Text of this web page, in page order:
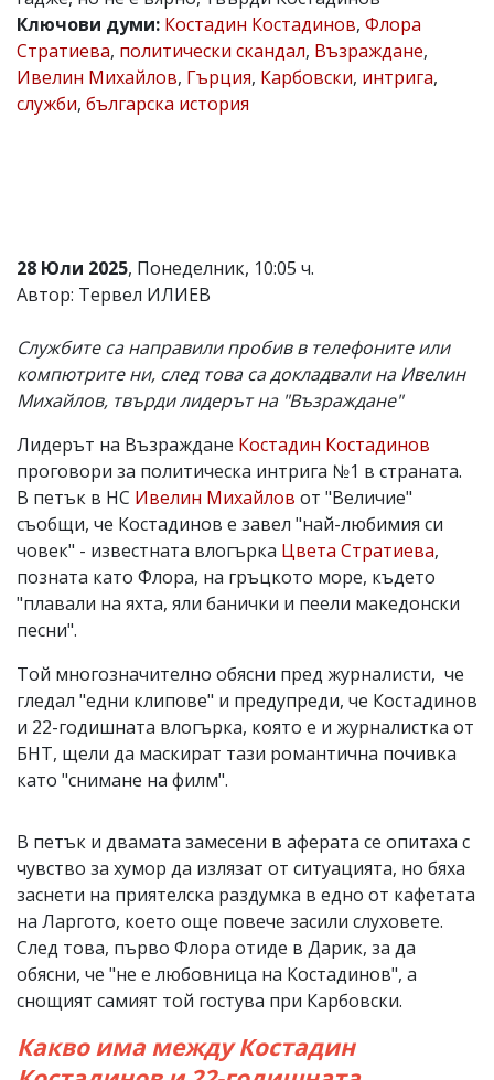
Коментарите
под
статиите
се
въвеждат
за
Ако
обиден
за
вас
коментар,
сигнализирайте
Ключови думи: Костадин Костадинов, Флора
Стратиева, политически скандал, Възраждане,
Ивелин Михайлов, Гърция, Карбовски, интрига,
служби, българска история
28 Юли 2025, Понеделник, 10:05 ч.
Автор: Тервел ИЛИЕВ
Службите са направили пробив в телефоните или
компютрите ни, след това са докладвали на Ивелин
Михайлов, твърди лидерът на "Възраждане"
Лидерът на Възраждане Костадин Костадинов
проговори за политическа интрига №1 в страната.
В петък в НС Ивелин Михайлов от "Величие"
съобщи, че Костадинов е завел "най-любимия си
човек" - известната влогърка Цвета Стратиева,
позната като Флора, на гръцкото море, където
"плавали на яхта, яли банички и пеели македонски
песни".
Той многозначително обясни пред журналисти, че
гледал "едни клипове" и предупреди, че Костадинов
и 22-годишната влогърка, която е и журналистка от
БНТ, щели да маскират тази романтична почивка
като "снимане на филм".
В петък и двамата замесени в аферата се опитаха с
чувство за хумор да излязат от ситуацията, но бяха
заснети на приятелска раздумка в едно от кафетата
на Ларгото, което още повече засили слуховете.
След това, първо Флора отиде в Дарик, за да
обясни, че "не е любовница на Костадинов", а
снощият самият той гостува при Карбовски.
Какво има между Костадин